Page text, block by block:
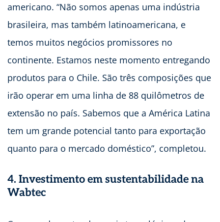
americano. “Não somos apenas uma indústria
brasileira, mas também latinoamericana, e
temos muitos negócios promissores no
continente. Estamos neste momento entregando
produtos para o Chile. São três composições que
irão operar em uma linha de 88 quilômetros de
extensão no país. Sabemos que a América Latina
tem um grande potencial tanto para exportação
quanto para o mercado doméstico”, completou.
4. Investimento em sustentabilidade na
Wabtec